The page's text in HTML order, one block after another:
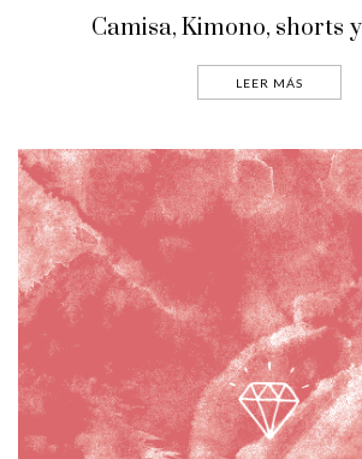
Camisa, Kimono, shorts
LEER MÁS